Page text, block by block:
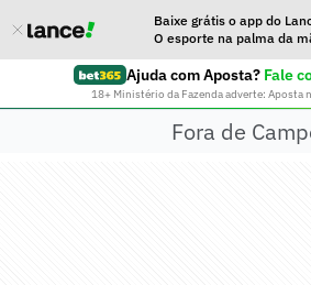
Baixe grátis o app do
O esporte na palma da
Ajuda com Aposta? Fale
18+ Ministério da Fazenda adverte: Aposta
Fora de